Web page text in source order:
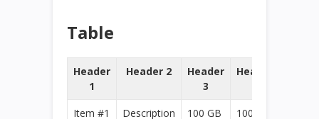
Table
Header
1
Header 2
Header
3
Header
Item #1
Description 100 GB 100 GB